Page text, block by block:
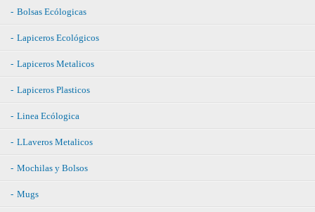
Bolsas Ecólogicas
Lapiceros Ecológicos
Lapiceros Metalicos
Lapiceros Plasticos
Linea Ecólogica
LLaveros Metalicos
Mochilas y Bolsos
Mugs